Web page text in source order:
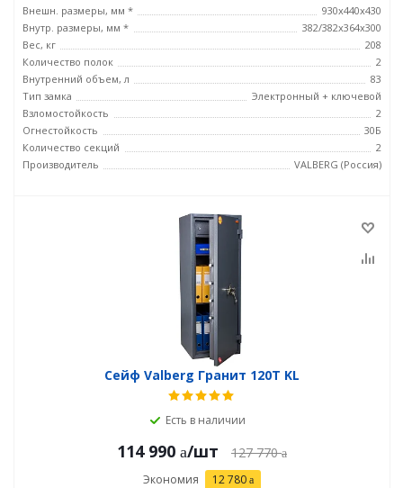
Внешн. размеры, мм *
930x440x430
Внутр. размеры, мм *
382/382x364x300
Вес, кг
208
Количество полок
2
Внутренний объем, л
83
Тип замка
Электронный + ключевой
Взломостойкость
2
Огнестойкость
30Б
Количество секций
2
Производитель
VALBERG (Россия)
Сейф Valberg Гранит 120T KL
Есть в наличии
114 990 /шт 127 770
Экономия 12 780